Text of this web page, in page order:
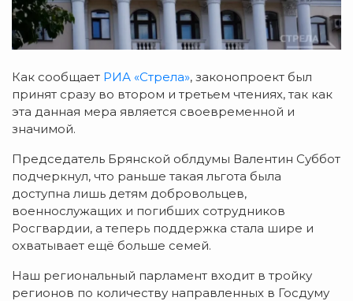
Как сообщает РИА «Стрела», законопроект был
принят сразу во втором и третьем чтениях, так как
эта данная мера является своевременной и
значимой.
Председатель Брянской облдумы Валентин Суббот
подчеркнул, что раньше такая льгота была
доступна лишь детям добровольцев,
военнослужащих и погибших сотрудников
Росгвардии, а теперь поддержка стала шире и
охватывает ещё больше семей.
Наш региональный парламент входит в тройку
регионов по количеству направленных в Госдуму